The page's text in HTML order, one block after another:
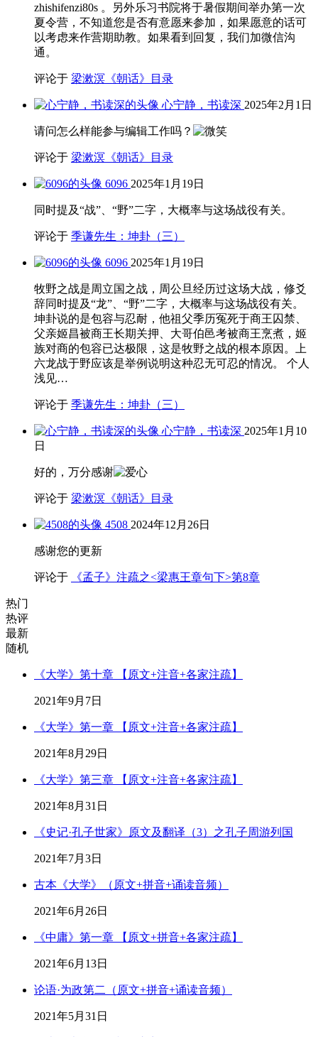
zhishifenzi80s 。另外乐习书院将于暑假期间举办第一次
夏令营，不知道您是否有意愿来参加，如果愿意的话可
以考虑来作营期助教。如果看到回复，我们加微信沟
通。
评论于 梁漱溟《朝话》目录
心宁静，书读深 2025年2月1日
请问怎么样能参与编辑工作吗？
评论于 梁漱溟《朝话》目录
6096 2025年1月19日
同时提及“战”、“野”二字，大概率与这场战役有关。
评论于 季谦先生：坤卦（三）
6096 2025年1月19日
牧野之战是周立国之战，周公旦经历过这场大战，修爻
辞同时提及“龙”、“野”二字，大概率与这场战役有关。
坤卦说的是包容与忍耐，他祖父季历冤死于商王囚禁、
父亲姬昌被商王长期关押、大哥伯邑考被商王烹煮，姬
族对商的包容已达极限，这是牧野之战的根本原因。上
六龙战于野应该是举例说明这种忍无可忍的情况。 个人
浅见…
评论于 季谦先生：坤卦（三）
心宁静，书读深 2025年1月10
日
好的，万分感谢
评论于 梁漱溟《朝话》目录
4508 2024年12月26日
感谢您的更新
评论于 《孟子》注疏之<梁惠王章句下>第8章
热门
热评
最新
随机
《大学》第十章 【原文+注音+各家注疏】
2021年9月7日
《大学》第一章 【原文+注音+各家注疏】
2021年8月29日
《大学》第三章 【原文+注音+各家注疏】
2021年8月31日
《史记·孔子世家》原文及翻译（3）之孔子周游列国
2021年7月3日
古本《大学》（原文+拼音+诵读音频）
2021年6月26日
《中庸》第一章 【原文+拼音+各家注疏】
2021年6月13日
论语·为政第二（原文+拼音+诵读音频）
2021年5月31日